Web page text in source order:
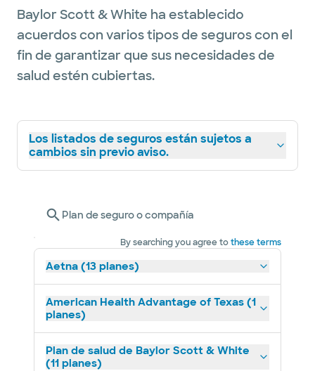
Baylor Scott & White ha establecido
acuerdos con varios tipos de seguros con el
fin de garantizar que sus necesidades de
salud estén cubiertas.
Los listados de seguros están sujetos a
cambios sin previo aviso.
Plan de seguro o compañía
By searching you agree tothese terms
Aetna (13 planes)
American Health Advantage of Texas (1
planes)
Plan de salud de Baylor Scott & White
(11 planes)